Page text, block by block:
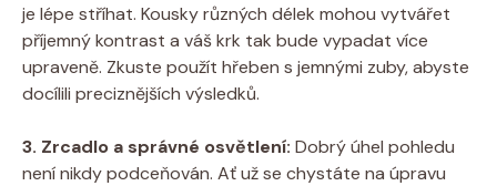
je lépe stříhat. Kousky různých délek mohou vytvářet
příjemný kontrast a váš krk tak bude vypadat více
upraveně. Zkuste použít hřeben s jemnými zuby, abyste
docílili preciznějších výsledků.
3. Zrcadlo a správné osvětlení: Dobrý úhel pohledu
není nikdy podceňován. Ať už se chystáte na úpravu